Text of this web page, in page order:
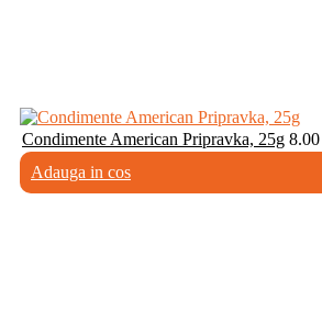
Condimente American Pripravka, 25g 8.00
Adauga in cos